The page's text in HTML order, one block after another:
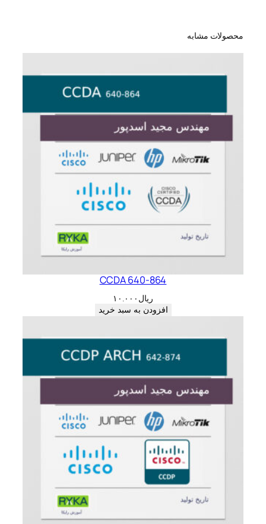
محصولات مشابه
CCDA 640-864
ریال ۱۰.۰۰۰
افزودن به سبد خرید